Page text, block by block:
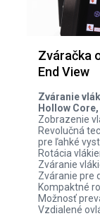
Zváračka
End View
Zváranie
Hollow Core,
Zobrazenie
Revolučná
pre ľahké
Rotácia
Zváranie
Zváranie pre
Kompaktné
Možnosť
Vzdialené